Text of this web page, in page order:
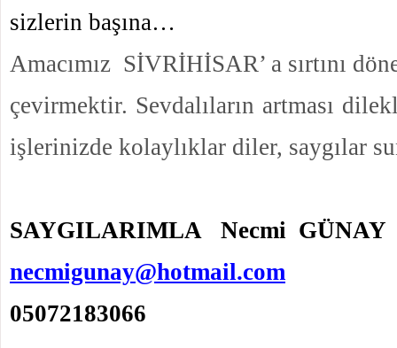
sizlerin başına…
Amacımız SİVRİHİSAR’ a sırtını
çevirmektir. Sevdalıların artması
işlerinizde kolaylıklar diler, saygılar
SAYGILARIMLA Necmi GÜNAY
necmigunay@hotmail.com
05072183066